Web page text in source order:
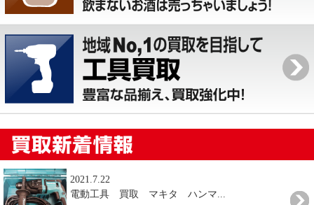
2021.7.22
電動工具 買取 マキタ ハンマ...